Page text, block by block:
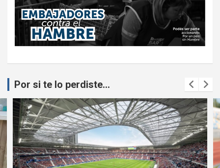
Por si te lo perdiste...